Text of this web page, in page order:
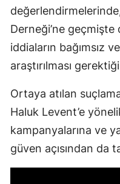
Derneği’ne geçmişte
iddiaların bağımsız
araştırılması
Ortaya atılan
Haluk Levent’e
kampanyalarına ve
güven açısından da